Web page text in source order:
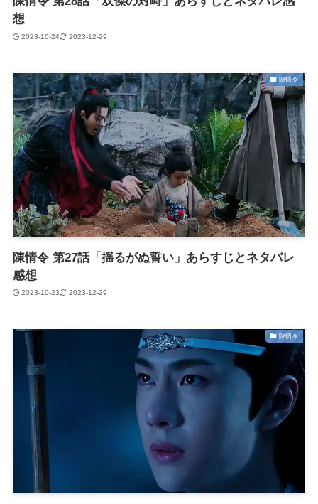
想
2023-10-24 2023-12-29
陳情令
陳情令 第27話「揺るがぬ誓い」あらすじとネタバレ
感想
2023-10-23 2023-12-29
陳情令